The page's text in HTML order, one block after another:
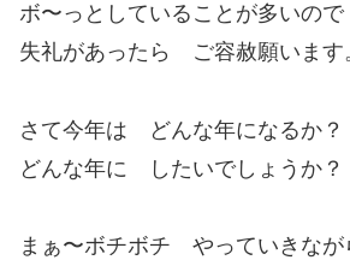
ボ〜っとしていることが多いので
失礼があったら ご容赦願います
さて今年は どんな年になるか
どんな年に したいでしょうか？
まぁ〜ボチボチ やっていきなが